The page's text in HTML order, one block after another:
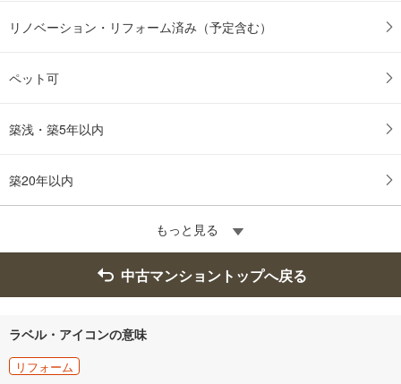
リノベーション・リフォーム済み（予定含む）
ペット可
築浅・築5年以内
築20年以内
もっと見る
中古マンショントップへ戻る
ラベル・アイコンの意味
リフォーム